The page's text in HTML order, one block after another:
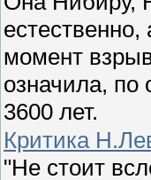
естественно,
момент
означила, по
3600 лет.
Критика
"Не стоит